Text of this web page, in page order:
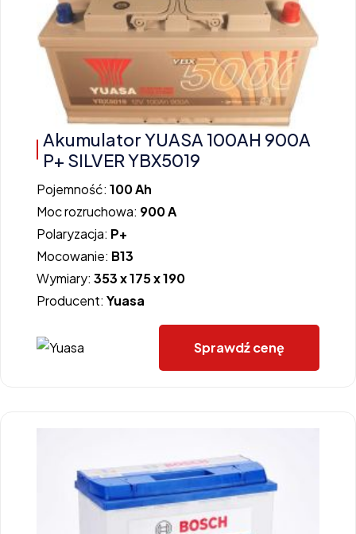
Akumulator YUASA 100AH 900A
P+ SILVER YBX5019
Pojemność: 100 Ah
Moc rozruchowa: 900 A
Polaryzacja: P+
Mocowanie: B13
Wymiary: 353 x 175 x 190
Producent: Yuasa
Sprawdź cenę